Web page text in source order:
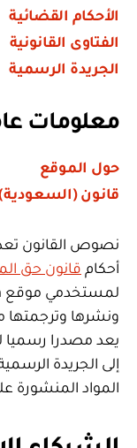
الأحكام القضائية
الفتاوى القانونية
الجريدة الرسمية
معلومات
حول الموقع
قانون
نصوص القانون
أحكام قانون حق
يعد مصدرا رسميا
إلى الجريدة
المواد المنشورة